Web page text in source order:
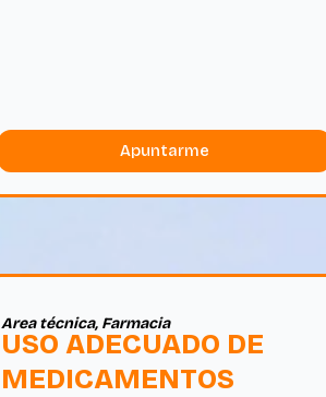
Apuntarme
Area técnica, Farmacia
USO ADECUADO DE
MEDICAMENTOS